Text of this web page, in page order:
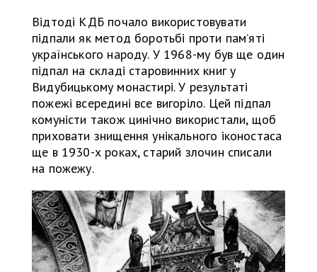
Відтоді КДБ почало використовувати
підпали як метод боротьбі проти пам’яті
українського народу. У 1968-му був ще один
підпал на складі старовинних книг у
Видубицькому монастирі. У результаті
пожежі всередині все вигоріло. Цей підпал
комуністи також цинічно використали, щоб
приховати знищення унікального іконостаса
ще в 1930-х роках, старий злочин списали
на пожежу.